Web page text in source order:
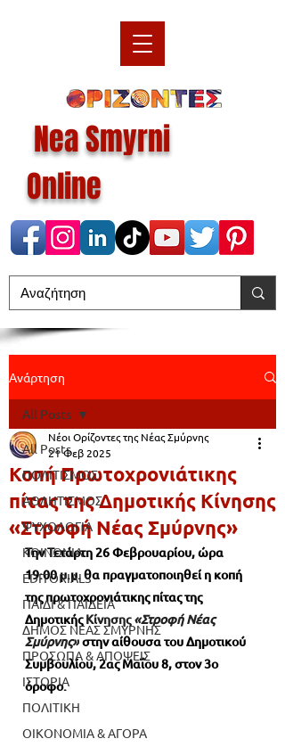
Nea Smyrni
Online
Ανάρτηση
All Posts
ΠΟΛΙΤΙΣΜΟΣ
ΑΘΛΗΤΙΣΜΟΣ
ΨΥΧΟΛΟΓΙΑ
ΚΟΙΝΩΝΙΑ
EDITORIALS
ΠΑΙΔΙ & ΠΑΙΔΕΙΑ
ΔΗΜΟΣ ΝΕΑΣ ΣΜΥΡΝΗΣ
ΠΡΟΣΩΠΑ & ΑΠΟΨΕΙΣ
ΙΣΤΟΡΙΑ
ΠΟΛΙΤΙΚΗ
ΟΙΚΟΝΟΜΙΑ & ΑΓΟΡΑ
All Posts
Κοπή Πρωτοχρονιάτικης
πίτας της Δημοτικής Κίνησης
«Στροφή Νέας Σμύρνης»
Νέοι Ορίζοντες της Νέας Σμύρνης
21 Φεβ 2025
Την Τετάρτη 26 Φεβρουαρίου, ώρα
19:00 μ.μ. θα πραγματοποιηθεί η κοπή
της πρωτοχρονιάτικης πίτας της
Δημοτικής Κίνησης «Στροφή Νέας
Σμύρνης»στην αίθουσα του Δημοτικού
Συμβουλίου, 2ας Μαΐου 8, στον 3ο
όροφο.